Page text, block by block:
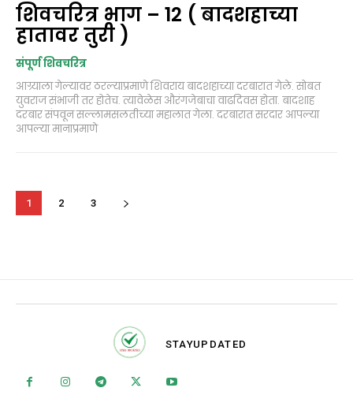
शिवचरित्र भाग – 12 ( बादशहाच्या
हातावर तुरी )
संपूर्ण शिवचरित्र
आग्र्याला गेल्यावर ठरल्याप्रमाणे शिवराय बादशहाच्या दरबारात गेले. सोबत
युवराज संभाजी तर होतेच. त्यावेळेस औरंगजेबाचा वाढदिवस होता. बादशाह
दरबार संपवून सल्लामसलतीच्या महालात गेला. दरबारात सरदार आपल्या
आपल्या मानाप्रमाणे
1 2 3
STAYUPDATED